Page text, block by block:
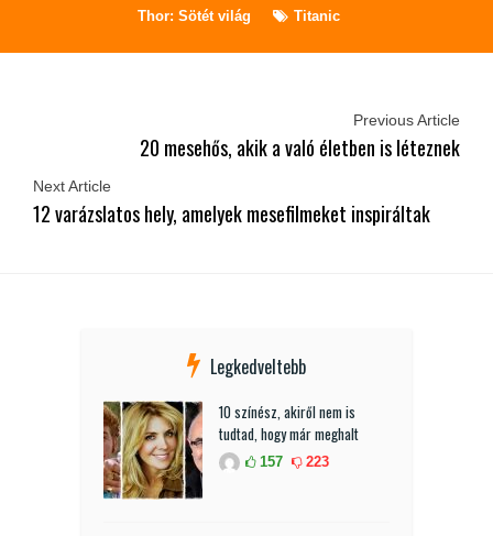
Thor: Sötét világ Titanic
Previous Article
20 mesehős, akik a való életben is léteznek
Next Article
12 varázslatos hely, amelyek mesefilmeket inspiráltak
Legkedveltebb
10 színész, akiről nem is
tudtad, hogy már meghalt
157 223